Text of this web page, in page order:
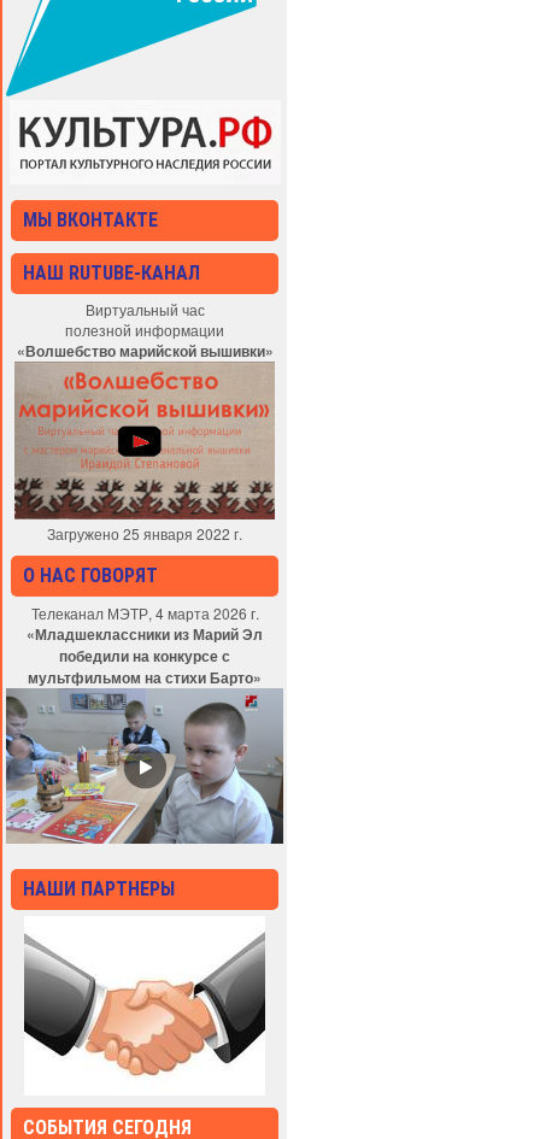
МЫ ВКОНТАКТЕ
НАШ RUTUBE-КАНАЛ
Виртуальный час
полезной информации
«Волшебство марийской вышивки»
Загружено 25 января 2022 г.
О НАС ГОВОРЯТ
Телеканал МЭТР, 4 марта 2026 г.
«Младшеклассники из Марий Эл
победили на конкурсе с
мультфильмом на стихи Барто»
НАШИ ПАРТНЕРЫ
СОБЫТИЯ СЕГОДНЯ